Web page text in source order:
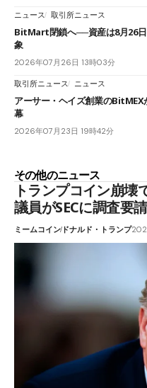
ニュース 取引所ニュース
BitMart閉鎖へ──資産は8月26
象
2026年07月26日 13時03分
取引所ニュース ニュース
アーサー・ヘイズ創業の
幕
2026年07月23日 19時42分
その他のニュース
トランプコイン崩
議員がSECに調査要請
ミームコインドナルド・トランプ